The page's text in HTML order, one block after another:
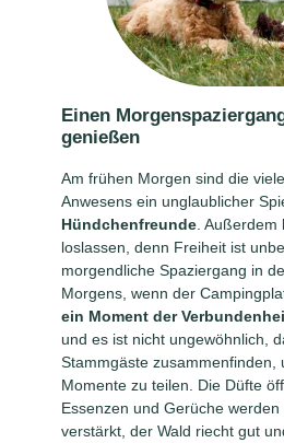
Einen
genießen
Am frühen Morgen sind die
Anwesens ein unglaublicher
Hündchenfreunde .
loslassen, denn Freiheit ist
morgendliche Spaziergang in
Morgens, wenn der
ein Moment der
und es ist nicht ungewöhnlich,
Stammgäste zusammenfinden,
Momente zu teilen. Die Düfte
Essenzen und Gerüche werden
verstärkt, der Wald riecht gut